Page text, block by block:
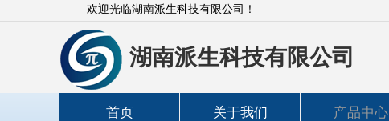
欢迎光临湖南派生科技有限公司！
湖南派生科技有限公司
首页 关于我们 产品中心